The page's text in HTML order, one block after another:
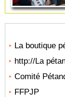
La boutique
http://La
Comité
FFPJP